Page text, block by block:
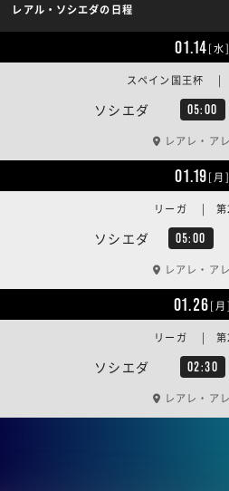
レアル・ソシエダの日程
01.14[水]
ソシエダ 05:00
スペイン国王杯 |
レアレ・ア
01.19[月]
ソシエダ 05:00
リーガ | 第
レアレ・ア
01.26[月]
ソシエダ 02:30
リーガ | 第
レアレ・ア